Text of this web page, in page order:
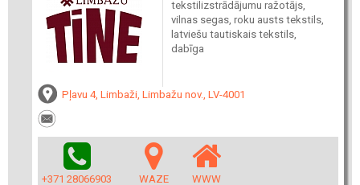
tekstilizstrādājumu ražotājs,
vilnas segas, roku austs tekstils,
latviešu tautiskais tekstils,
dabīga
Pļavu 4, Limbaži, Limbažu nov., LV-4001
+371 28066903 WAZE WWW